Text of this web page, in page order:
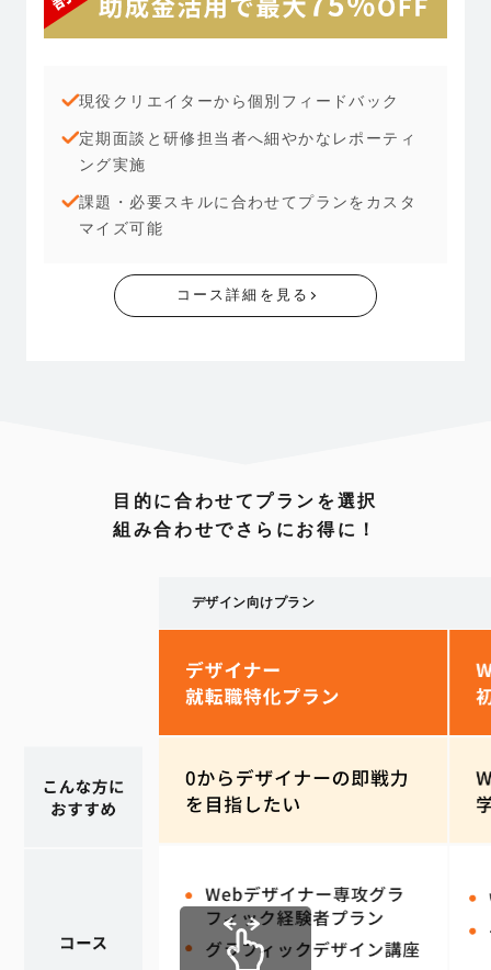
現役クリエイターから個別フィードバック
定期面談と研修担当者へ細やかなレポーティ
ング実施
課題・必要スキルに合わせてプランをカスタ
マイズ可能
コース詳細を見る
目的に合わせてプランを選択
組み合わせでさらにお得に！
デザイン向けプラン